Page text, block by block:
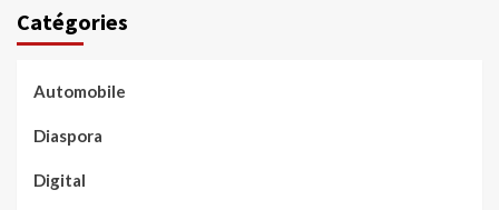
Catégories
Automobile
Diaspora
Digital